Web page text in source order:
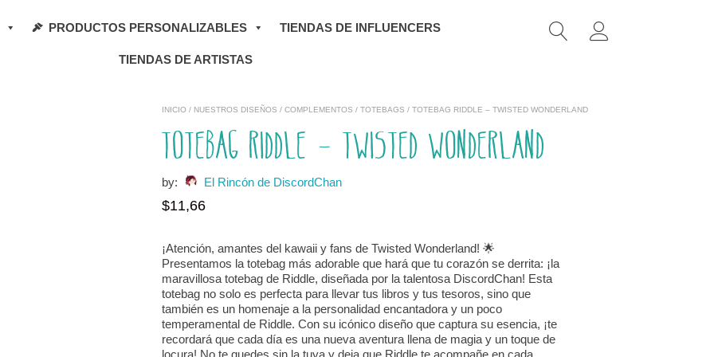
PRODUCTOS PERSONALIZABLES TIENDAS DE INFLUENCERS
TIENDAS DE ARTISTAS
INICIO / NUESTROS DISEÑOS / COMPLEMENTOS / TOTEBAGS / TOTEBAG RIDDLE – TWISTED WONDERLAND
Totebag Riddle – Twisted Wonderland
by: El Rincón de DiscordChan
$11,66
¡Atención, amantes del kawaii y fans de Twisted Wonderland! 🌟
Presentamos la totebag más adorable que hará que tu corazón se derrita: ¡la
maravillosa totebag de Riddle, diseñada por la talentosa DiscordChan! Esta
totebag no solo es perfecta para llevar tus libros y tus tesoros, sino que
también es un homenaje a la personalidad encantadora y un poco
temperamental de Riddle. Con su icónico diseño que captura su esencia, ¡te
recordará que cada día es una nueva aventura llena de magia y un toque de
locura! No te quedes sin la tuya y deja que Riddle te acompañe en cada